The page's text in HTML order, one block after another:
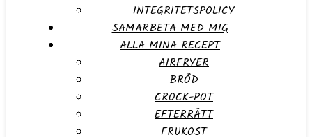
INTEGRITETSPOLICY
SAMARBETA MED MIG
ALLA MINA RECEPT
AIRFRYER
BRÖD
CROCK-POT
EFTERRÄTT
FRUKOST